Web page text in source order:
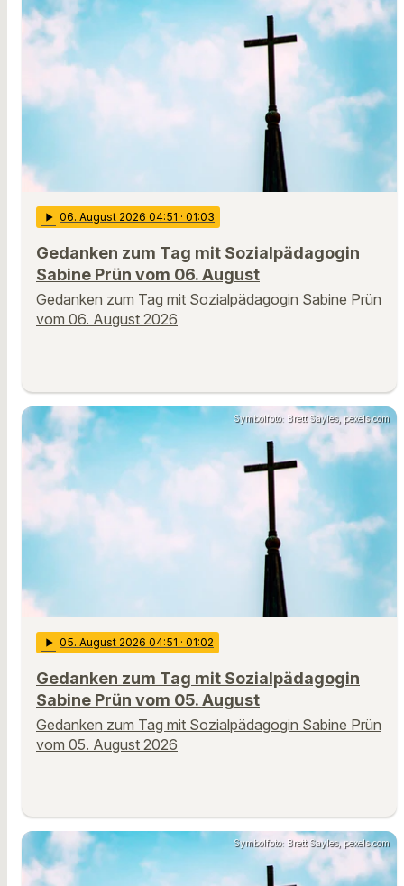
play_arrow 06. August 2026 04:51 · 01:03
Gedanken zum Tag mit Sozialpädagogin
Sabine Prün vom 06. August
Gedanken zum Tag mit Sozialpädagogin Sabine Prün
vom 06. August 2026
Symbolfoto: Brett Sayles, pexels.com
play_arrow 05. August 2026 04:51 · 01:02
Gedanken zum Tag mit Sozialpädagogin
Sabine Prün vom 05. August
Gedanken zum Tag mit Sozialpädagogin Sabine Prün
vom 05. August 2026
Symbolfoto: Brett Sayles, pexels.com